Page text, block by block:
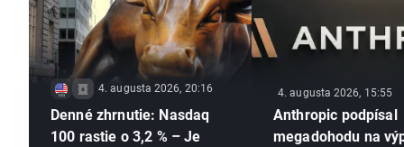
4. augusta 2026, 20:16
Denné zhrnutie: Nasdaq
100 rastie o 3,2 % – Je
4. augusta 2026, 15:55
Anthropic podpísal
megadohodu na